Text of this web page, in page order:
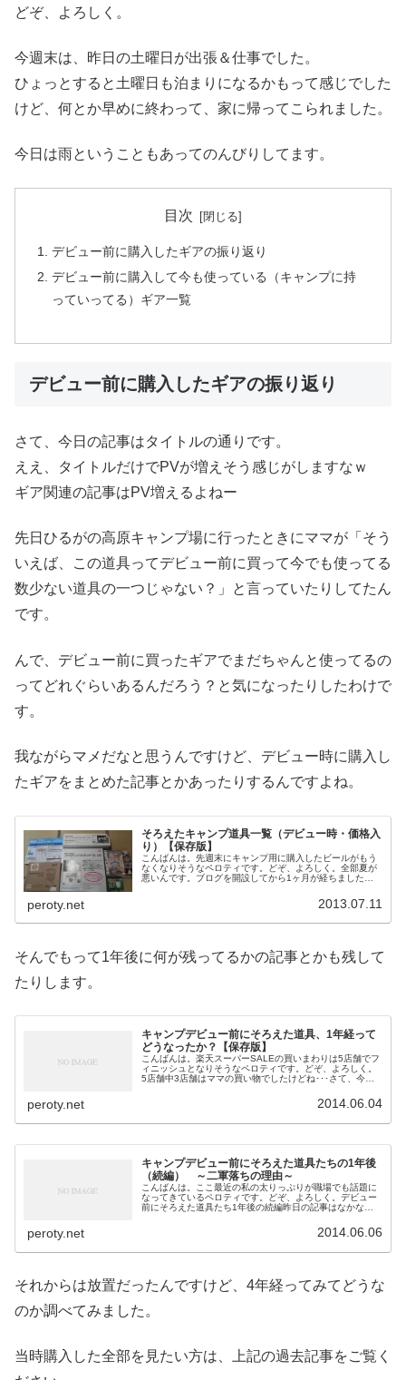
どぞ、よろしく。
今週末は、昨日の土曜日が出張＆仕事でした。
ひょっとすると土曜日も泊まりになるかもって感じでした
けど、何とか早めに終わって、家に帰ってこられました。
今日は雨ということもあってのんびりしてます。
目次
デビュー前に購入したギアの振り返り
デビュー前に購入して今も使っている（キャンプに持
っていってる）ギア一覧
デビュー前に購入したギアの振り返り
さて、今日の記事はタイトルの通りです。
ええ、タイトルだけでPVが増えそう感じがしますなｗ
ギア関連の記事はPV増えるよねー
先日ひるがの高原キャンプ場に行ったときにママが「そう
いえば、この道具ってデビュー前に買って今でも使ってる
数少ない道具の一つじゃない？」と言っていたりしてたん
です。
んで、デビュー前に買ったギアでまだちゃんと使ってるの
ってどれぐらいあるんだろう？と気になったりしたわけで
す。
我ながらマメだなと思うんですけど、デビュー時に購入し
たギアをまとめた記事とかあったりするんですよね。
そろえたキャンプ道具一覧（デビュー時・価格入
り）【保存版】
こんばんは。先週末にキャンプ用に購入したビールがもう
なくなりそうなペロティです。どぞ、よろしく。全部夏が
悪いんです。ブログを開設してから1ヶ月が経ちました。
peroty.net 2013.07.11
そんでもって1年後に何が残ってるかの記事とかも残して
たりします。
キャンプデビュー前にそろえた道具、1年経って
どうなったか？【保存版】
こんばんは。楽天スーパーSALEの買いまわりは5店舗でフ
ィニッシュとなりそうなペロティです。どぞ、よろしく。
5店舗中3店舗はママの買い物でしたけどね･･･さて、今日
peroty.net 2014.06.04
キャンプデビュー前にそろえた道具たちの1年後
（続編） ～二軍落ちの理由～
こんばんは。ここ最近の私の太りっぷりが職場でも話題に
なってきているペロティです。どぞ、よろしく。デビュー
前にそろえた道具たち1年後の続編昨日の記事はなかなか
peroty.net 2014.06.06
それからは放置だったんですけど、4年経ってみてどうな
のか調べてみました。
当時購入した全部を見たい方は、上記の過去記事をご覧く